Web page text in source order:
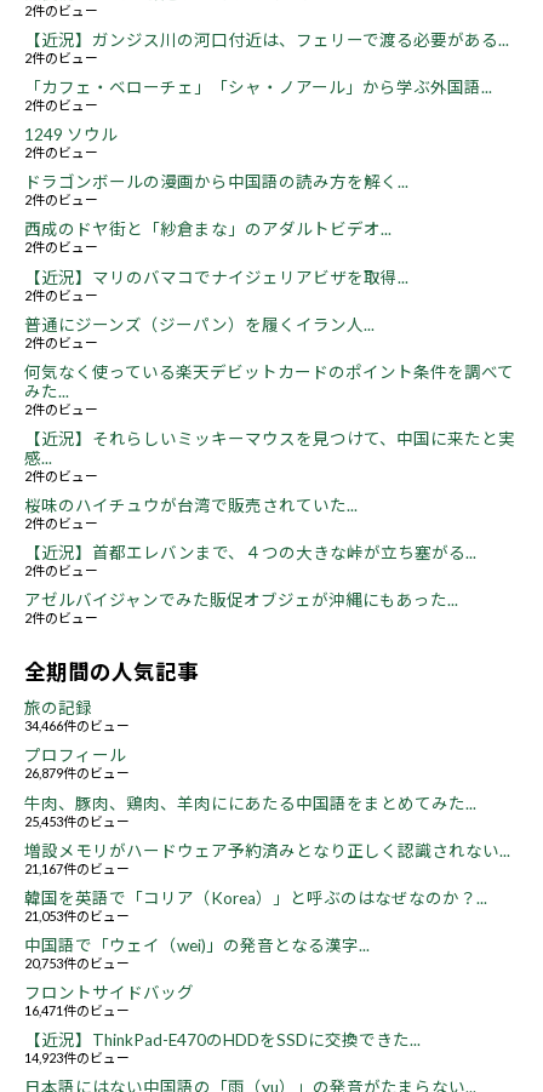
2件のビュー
【近況】ガンジス川の河口付近は、フェリーで渡る必要がある...
2件のビュー
「カフェ・ベローチェ」「シャ・ノアール」から学ぶ外国語...
2件のビュー
1249 ソウル
2件のビュー
ドラゴンボールの漫画から中国語の読み方を解く...
2件のビュー
西成のドヤ街と「紗倉まな」のアダルトビデオ...
2件のビュー
【近況】マリのバマコでナイジェリアビザを取得...
2件のビュー
普通にジーンズ（ジーパン）を履くイラン人...
2件のビュー
何気なく使っている楽天デビットカードのポイント条件を調べて
みた...
2件のビュー
【近況】それらしいミッキーマウスを見つけて、中国に来たと実
感...
2件のビュー
桜味のハイチュウが台湾で販売されていた...
2件のビュー
【近況】首都エレバンまで、４つの大きな峠が立ち塞がる...
2件のビュー
アゼルバイジャンでみた販促オブジェが沖縄にもあった...
2件のビュー
全期間の人気記事
旅の記録
34,466件のビュー
プロフィール
26,879件のビュー
牛肉、豚肉、鶏肉、羊肉ににあたる中国語をまとめてみた...
25,453件のビュー
増設メモリがハードウェア予約済みとなり正しく認識されない...
21,167件のビュー
韓国を英語で「コリア（Korea）」と呼ぶのはなぜなのか？...
21,053件のビュー
中国語で「ウェイ（wei)」の発音となる漢字...
20,753件のビュー
フロントサイドバッグ
16,471件のビュー
【近況】ThinkPad-E470のHDDをSSDに交換できた...
14,923件のビュー
日本語にはない中国語の「雨（yu）」の発音がたまらない...